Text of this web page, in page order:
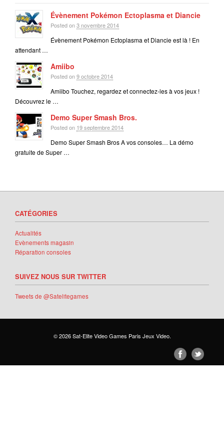
Évènement Pokémon Ectoplasma et Diancie
Posted on3 novembre 2014
Évènement Pokémon Ectoplasma et Diancie est là ! En
attendant …
Amiibo
Posted on9 octobre 2014
Amiibo Touchez, regardez et connectez-les à vos jeux !
Découvrez le …
Demo Super Smash Bros.
Posted on 19 septembre 2014
Demo Super Smash Bros A vos consoles… La démo
gratuite de Super …
CATÉGORIES
Actualités
Evènements magasin
Réparation consoles
SUIVEZ NOUS SUR TWITTER
Tweets de @Satelitegames
© 2026Sat-Elite Video Games Paris Jeux Video.